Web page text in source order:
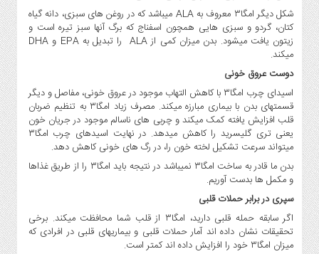
دیجیتال
کشاورزی
و
صنایع
غذایی
سیاسی
و
بین
الملل
نگاه
روز
گوناگون
شکل دیگر امگا۳ معروف به ALA میباشد که در روغن های سبزی، دانه گیاه
کتان، گردو و سبزی هایی همچون اسفناج که برگ آنها سبز تیره است و
زیتون یافت میشود. بدن میزان کمی از ALA را تبدیل به EPA و DHA
میکند.
دوست عروق خونی
اسیدای چرب امگا۳ با کاهش التهاب موجود در عروق خونی، مفاصل و دیگر
قسمتهای بدن با بیماری مبارزه میکند. مصرف زیاد امگا۳ به تنظیم ضربان
قلب افزایش یافته کمک میکند و چربی های ناسالم موجود در جریان خون
یعنی تری گلیسرید را کاهش میدهد. در نهایت اسیدهای چرب امگا۳
میتواند سرعت تشکیل لخته خون را، در رگ های خونی کاهش دهد.
بدن ما قادر به ساخت امگا۳ نمیباشد در نتیجه باید امگا۳ را از طریق غذاها
و مکمل ها بدست آوریم.
سپری در برابر حملات قلبی
اگر سابقه حمله قلبی دارید، امگا۳ از قلب شما محافظت میکند. برخی
تحقیقات نشان داده اند آمار حملات قلبی و بیماریهای قلبی در افرادی که
میزان امگا۳ خود را افزایش داده اند کمتر است.